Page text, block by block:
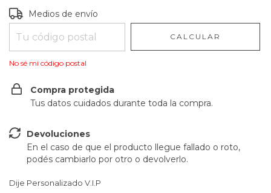
Entregas para el CP:
Medios de envío
CALCULAR
No sé mi código postal
Compra protegida
Tus datos cuidados durante toda la compra.
Devoluciones
En el caso de que el producto llegue fallado o roto,
podés cambiarlo por otro o devolverlo.
Dije Personalizado V.I.P